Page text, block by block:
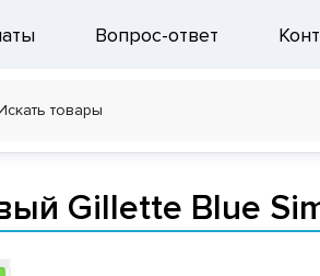
Вопрос-ответ
Gillette Blue